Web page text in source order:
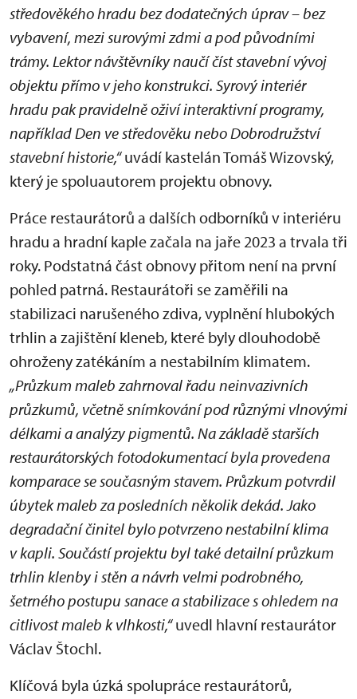
středověkého hradu bez dodatečných úprav – bez
vybavení, mezi surovými zdmi a pod původními
trámy. Lektor návštěvníky naučí číst stavební vývoj
objektu přímo v jeho konstrukci. Syrový interiér
hradu pak pravidelně oživí interaktivní programy,
například Den ve středověku nebo Dobrodružství
stavební historie,“uvádí kastelán Tomáš Wizovský,
který je spoluautorem projektu obnovy.
Práce restaurátorů a dalších odborníků v interiéru
hradu a hradní kaple začala na jaře 2023 a trvala tři
roky. Podstatná část obnovy přitom není na první
pohled patrná. Restaurátoři se zaměřili na
stabilizaci narušeného zdiva, vyplnění hlubokých
trhlin a zajištění kleneb, které byly dlouhodobě
ohroženy zatékáním a nestabilním klimatem.
„Průzkum maleb zahrnoval řadu neinvazivních
průzkumů, včetně snímkování pod různými vlnovými
délkami a analýzy pigmentů. Na základě starších
restaurátorských fotodokumentací byla provedena
komparace se současným stavem. Průzkum potvrdil
úbytek maleb za posledních několik dekád. Jako
degradační činitel bylo potvrzeno nestabilní klima
v kapli. Součástí projektu byl také detailní průzkum
trhlin klenby i stěn a návrh velmi podrobného,
šetrného postupu sanace a stabilizace s ohledem na
citlivost maleb k vlhkosti,“uvedl hlavní restaurátor
Václav Štochl.
Klíčová byla úzká spolupráce restaurátorů,